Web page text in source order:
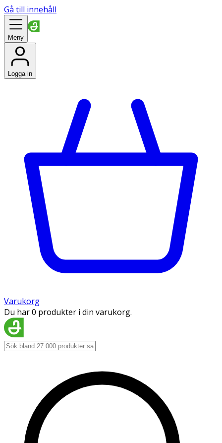
Gå till innehåll
Meny
Logga in
Varukorg
Du har 0 produkter i din varukorg.